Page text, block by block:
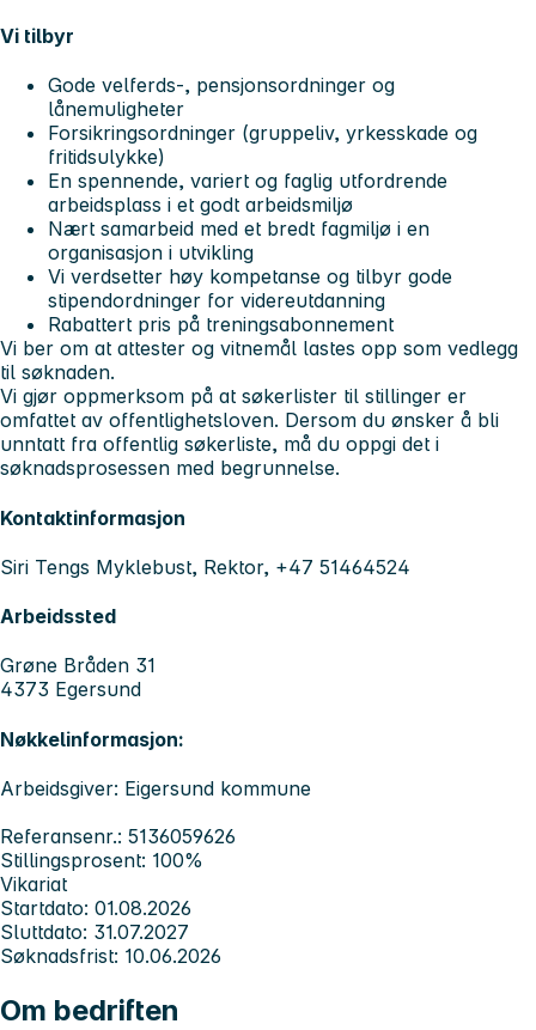
Vi tilbyr
Gode velferds-, pensjonsordninger og
lånemuligheter
Forsikringsordninger (gruppeliv, yrkesskade og
fritidsulykke)
En spennende, variert og faglig utfordrende
arbeidsplass i et godt arbeidsmiljø
Nært samarbeid med et bredt fagmiljø i en
organisasjon i utvikling
Vi verdsetter høy kompetanse og tilbyr gode
stipendordninger for videreutdanning
Rabattert pris på treningsabonnement
Vi ber om at attester og vitnemål lastes opp som vedlegg
til søknaden.
Vi gjør oppmerksom på at søkerlister til stillinger er
omfattet av offentlighetsloven. Dersom du ønsker å bli
unntatt fra offentlig søkerliste, må du oppgi det i
søknadsprosessen med begrunnelse.
Kontaktinformasjon
Siri Tengs Myklebust, Rektor, +47 51464524
Arbeidssted
Grøne Bråden 31
4373 Egersund
Nøkkelinformasjon:
Arbeidsgiver: Eigersund kommune
Referansenr.: 5136059626
Stillingsprosent: 100%
Vikariat
Startdato: 01.08.2026
Sluttdato: 31.07.2027
Søknadsfrist: 10.06.2026
Om bedriften